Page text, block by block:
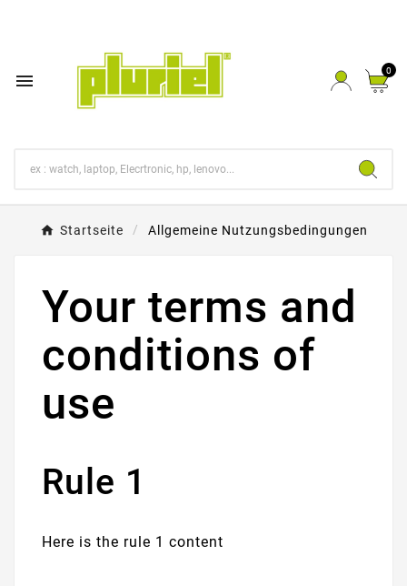
 0
Startseite Allgemeine Nutzungsbedingungen
Your terms and
conditions of
use
Rule 1
Here is the rule 1 content